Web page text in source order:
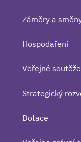
Záměry a
Hospodaření
Veřejné soutěže
Strategický
Dotace